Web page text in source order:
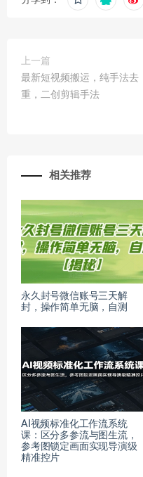
上一篇
最新短视频搬运，纯手法去
重，二创剪辑手法
相关推荐
永久封号微信账号三天解
封，操作简单无脑，自测
AI视频标准化工作流系统
课：区分多参流与图生流，
参考图锁定画面实现导演级
精准控片